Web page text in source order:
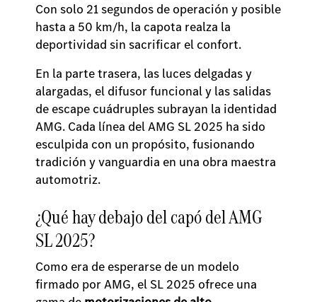
Con solo 21 segundos de operación y posible
hasta a 50 km/h, la capota realza la
deportividad sin sacrificar el confort.
En la parte trasera, las luces delgadas y
alargadas, el difusor funcional y las salidas
de escape cuádruples subrayan la identidad
AMG. Cada línea del AMG SL 2025 ha sido
esculpida con un propósito, fusionando
tradición y vanguardia en una obra maestra
automotriz.
¿Qué hay debajo del capó del AMG
SL 2025?
Como era de esperarse de un modelo
firmado por AMG, el SL 2025 ofrece una